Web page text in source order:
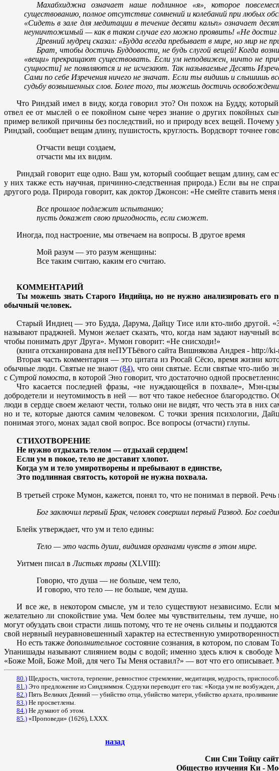
Махабхиджна означает наше подлинное «я», которое
существованию, полное отсутствие сомнений и колебаний при
«Сидеть в зале для медитации в течение десяти кальп» означает
неуничтожимый — как в таком случае его можно проявить! «Не
Древний мудрец сказал: «Будда всегда пребывает в мире, но мир не
Брат, чтобы достичь Буддовости, не будь слугой вещей! Когда
«вещи» прекращают существовать. Если ум неподвижен, ничто не
сущности] не появляются и не исчезают. Так называемые Десять
Сами по себе Изречения ничего не значат. Если ты видишь и слышишь
судьбу возвышенных слов. Более того, ты можешь достичь
Что Риндзай имел в виду, когда говорил это? Он похож на Будду,
отвел ее от мыслей о ее покойном сыне через знание о других покойных
пример великой причины без последствий, но и природу всех вещей.
Риндзай, сообщает вещам длину, пушистость, круглость. Вордсворт точнее
Отчасти вещи создаем,
отчасти мы их видим.
Риндзай говорит еще одно. Ваш ум, который сообщает вещам длину, сам
у них также есть научная, причинно-следственная природа.) Если вы не
другого рода. Природа говорит, как доктор Джонсон: «Не смейте ставить
Все прошлое подлежит испытанию;
пусть докажет свою пригодность, если сможет.
Иногда, под настроение, мы отвечаем на вопросы. В другое время
Мой разум — это разум женщины:
Все таким считаю, каким его считаю.
КОММЕНТАРИЙ
Ты можешь знать Старого Индийца, но не нужно анализировать
обычный человек.
Старый Индиец — это Будда, Дарума, Дайцу Тисе или кто-либо другой.
называют праджней. Мумон желает сказать, что, когда нам задают научный
чтобы понимать друг Друга». Мумон говорит: «Не снисходи!»
(книга отсканирована для неПУТЬёвого сайта Вишнякова Андрея - http://ki-
Вторая часть комментария — это цитата из Рюсай Сёсю, время жизни
обычные люди. Святые не знают(84), что они святые. Если святые что-либо
с Сутрой помоста, в которой Эно говорит, что достаточно одной
Что касается последней фразы, «не нуждающейся в похвале», Мэн-
добродетели и неутомимость в ней — вот что такое небесное благородство.
люди в сердце своем желают чести, только они не видят, что честь эта в
но и те, которые даются самим человеком. С точки зрения психологии,
понимая этого, монах задал свой вопрос. Все вопросы (отчасти) глупы.
СТИХОТВОРЕНИЕ
Не нужно отдыхать телом — отдыхай сердцем!
Если ум в покое, тело не доставит хлопот.
Когда ум и тело умиротворены и пребывают в единстве,
Это подлинная святость, которой не нужна похвала.
В третьей строке Мумон, кажется, понял то, что не понимал в первой.
Бог заключил первый Брак, человек совершил первый Развод. Бог
Блейк утверждает, что ум и тело едины:
Тело — это часть души, видимая органами чувств в этом мире.
Уитмен писал вЛистьях травы (XLVIII):
Говорю, что душа — не больше, чем тело,
И говорю, что тело — не больше, чем душа.
И все же, в некотором смысле, ум и тело существуют независимо. Если
желательно ли спокойствие ума. Чем более мы чувствительны, тем лучше,
могут обуздать свои страсти лишь потому, что те не очень сильны и
свой нервный неуравновешенный характер на естественную
Но есть такжедополнительное состояние сознания, в котором, по словам
Упанишады называют слиянием воды с водой; именно здесь ключ к свободе
«Боже Мой, Боже Мой, для чего Ты Меня оставил?» — вот что его
80.) Щедрость, чистота, терпение, ревностное стремление, медитация, мудрость,
81.) Это предложение из Синдзиммэя. Судзуки переводит его так: «Когда ум не возбужден,
82.) Пять Великих Деяний — убийство отца, убийство матери, убийство архата,
83.) Не просветлены.
84.) Не думают об этом.
85.) «Проповеди» (1626), LXXX.
назад
Син Син Тойцу
Общество изучения Ки -